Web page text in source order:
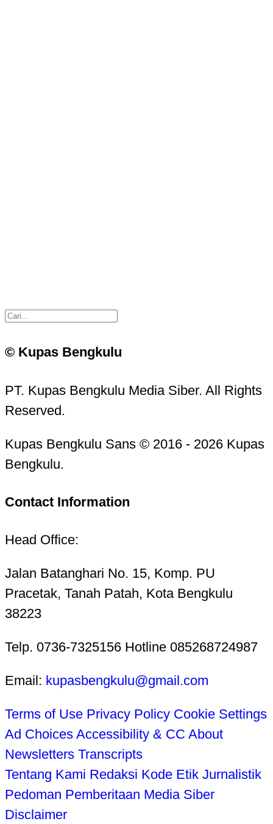
© Kupas Bengkulu
PT. Kupas Bengkulu Media Siber. All Rights
Reserved.
Kupas Bengkulu Sans © 2016 - 2026 Kupas
Bengkulu.
Contact Information
Head Office:
Jalan Batanghari No. 15, Komp. PU
Pracetak, Tanah Patah, Kota Bengkulu
38223
Telp. 0736-7325156 Hotline 085268724987
Email: kupasbengkulu@gmail.com
Terms of Use Privacy Policy Cookie Settings
Ad Choices Accessibility & CC About
Newsletters Transcripts
Tentang Kami Redaksi Kode Etik Jurnalistik
Pedoman Pemberitaan Media Siber
Disclaimer